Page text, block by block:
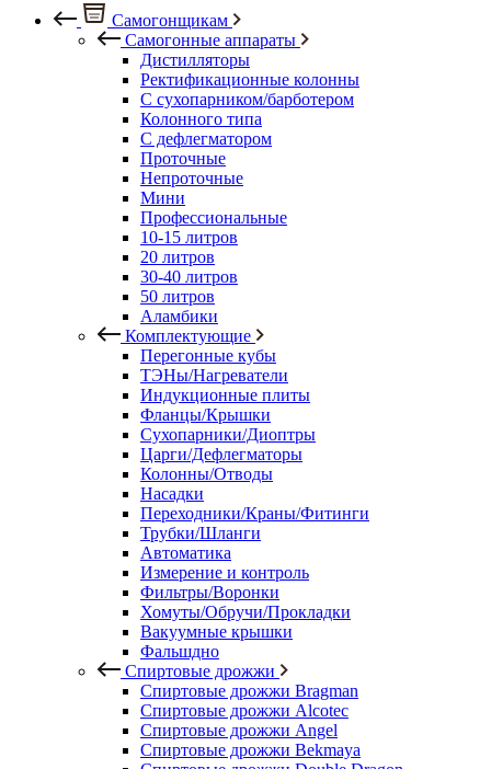
Самогонщикам
Самогонные аппараты
Дистилляторы
Ректификационные колонны
С сухопарником/барботером
Колонного типа
С дефлегматором
Проточные
Непроточные
Мини
Профессиональные
10-15 литров
20 литров
30-40 литров
50 литров
Аламбики
Комплектующие
Перегонные кубы
ТЭНы/Нагреватели
Индукционные плиты
Фланцы/Крышки
Сухопарники/Диоптры
Царги/Дефлегматоры
Колонны/Отводы
Насадки
Переходники/Краны/Фитинги
Трубки/Шланги
Автоматика
Измерение и контроль
Фильтры/Воронки
Хомуты/Обручи/Прокладки
Вакуумные крышки
Фальшдно
Спиртовые дрожжи
Спиртовые дрожжи Bragman
Спиртовые дрожжи Alcotec
Спиртовые дрожжи Angel
Спиртовые дрожжи Bekmaya